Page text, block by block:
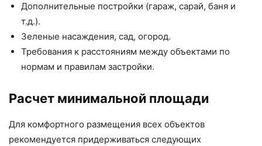
Дополнительные постройки (гараж, сарай, баня и
т.д.).
Зеленые насаждения, сад, огород.
Требования к расстояниям между объектами по
нормам и правилам застройки.
Расчет минимальной площади
Для комфортного размещения всех объектов
рекомендуется придерживаться следующих